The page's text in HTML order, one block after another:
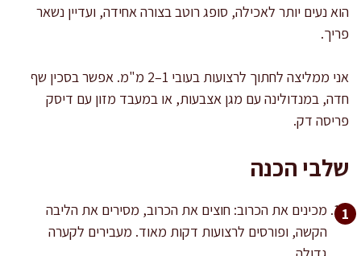
הוא נעים יותר לאכילה, סופג רוטב בצורה אחידה, ועדיין נשאר
פריך.
אני ממליצה לחתוך לרצועות בעובי 1–2 מ"מ. אפשר בסכין שף
חדה, במנדולינה עם מגן אצבעות, או במעבד מזון עם דיסק
פריסה דק.
שלבי הכנה
מכינים את הכרוב: חוצים את הכרוב, מסירים את הליבה
הקשה, ופורסים לרצועות דקות מאוד. מעבירים לקערה